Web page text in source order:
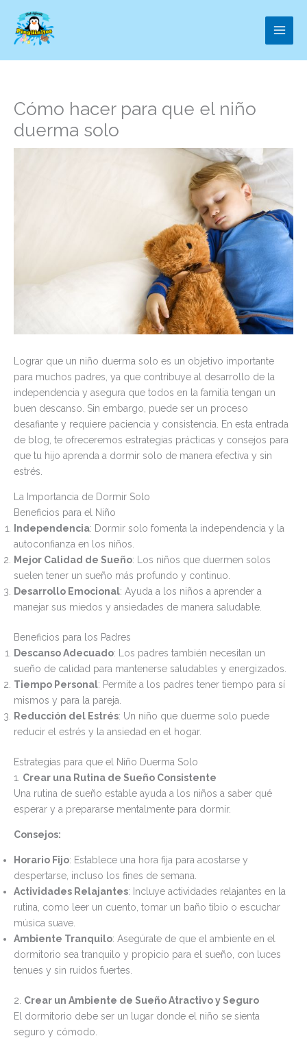
contenido
Cómo hacer para que el niño
duerma solo
Lograr que un niño duerma solo es un objetivo importante
para muchos padres, ya que contribuye al desarrollo de la
independencia y asegura que todos en la familia tengan un
buen descanso. Sin embargo, puede ser un proceso
desafiante y requiere paciencia y consistencia. En esta entrada
de blog, te ofreceremos estrategias prácticas y consejos para
que tu hijo aprenda a dormir solo de manera efectiva y sin
estrés.
La Importancia de Dormir Solo
Beneficios para el Niño
Independencia: Dormir solo fomenta la independencia y la
autoconfianza en los niños.
Mejor Calidad de Sueño: Los niños que duermen solos
suelen tener un sueño más profundo y continuo.
Desarrollo Emocional: Ayuda a los niños a aprender a
manejar sus miedos y ansiedades de manera saludable.
Beneficios para los Padres
Descanso Adecuado: Los padres también necesitan un
sueño de calidad para mantenerse saludables y energizados.
Tiempo Personal: Permite a los padres tener tiempo para sí
mismos y para la pareja.
Reducción del Estrés: Un niño que duerme solo puede
reducir el estrés y la ansiedad en el hogar.
Estrategias para que el Niño Duerma Solo
1. Crear una Rutina de Sueño Consistente
Una rutina de sueño estable ayuda a los niños a saber qué
esperar y a prepararse mentalmente para dormir.
Consejos:
Horario Fijo: Establece una hora fija para acostarse y
despertarse, incluso los fines de semana.
Actividades Relajantes: Incluye actividades relajantes en la
rutina, como leer un cuento, tomar un baño tibio o escuchar
música suave.
Ambiente Tranquilo: Asegúrate de que el ambiente en el
dormitorio sea tranquilo y propicio para el sueño, con luces
tenues y sin ruidos fuertes.
2. Crear un Ambiente de Sueño Atractivo y Seguro
El dormitorio debe ser un lugar donde el niño se sienta
seguro y cómodo.